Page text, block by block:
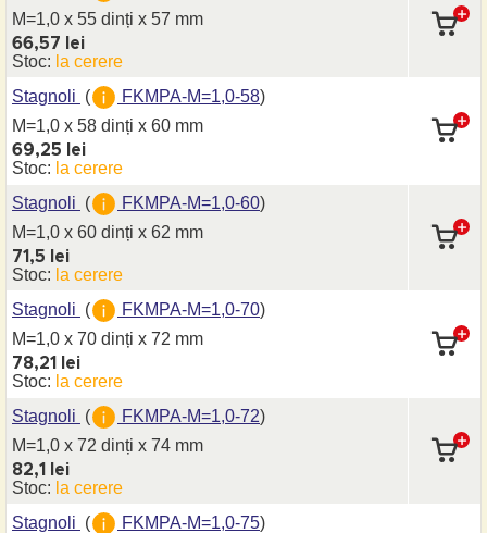
M=1,0 x 55 dinți x 57 mm
66,57 lei
Stoc: la cerere
Stagnoli ( FKMPA-M=1,0-58)
M=1,0 x 58 dinți x 60 mm
69,25 lei
Stoc: la cerere
Stagnoli ( FKMPA-M=1,0-60)
M=1,0 x 60 dinți x 62 mm
71,5 lei
Stoc: la cerere
Stagnoli ( FKMPA-M=1,0-70)
M=1,0 x 70 dinți x 72 mm
78,21 lei
Stoc: la cerere
Stagnoli ( FKMPA-M=1,0-72)
M=1,0 x 72 dinți x 74 mm
82,1 lei
Stoc: la cerere
Stagnoli ( FKMPA-M=1,0-75)